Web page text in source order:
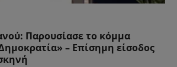
Παρουσίασε το κόμμα
– Επίσημη είσοδος